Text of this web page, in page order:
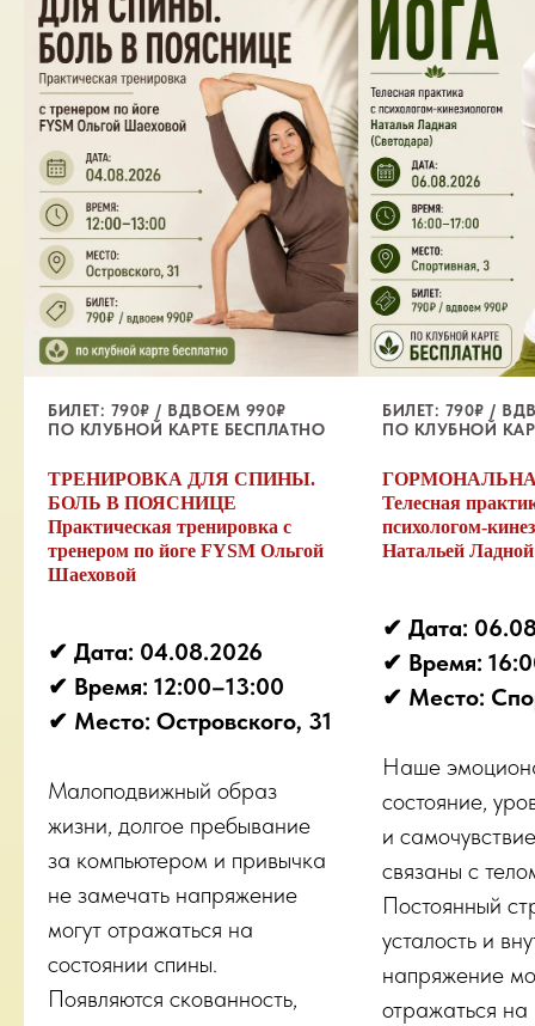
БИЛЕТ: 790₽ / ВДВОЕМ 990₽
ПО КЛУБНОЙ КАРТЕ БЕСПЛАТНО
ТРЕНИРОВКА ДЛЯ СПИНЫ.
БОЛЬ В ПОЯСНИЦЕ
Практическая тренировка с
тренером по йоге FYSM Ольгой
Шаеховой
✔︎ Дата: 04.08.2026
✔︎ Время: 12:00–13:00
✔︎ Место: Островского, 31
Малоподвижный образ
жизни, долгое пребывание
за компьютером и привычка
не замечать напряжение
могут отражаться на
состоянии спины.
Появляются скованность,
БИЛЕТ: 790₽ /
ПО КЛУБНОЙ
Телесная
психологом-
Натальей
✔︎ Дата:
✔︎ Время:
✔︎ Место:
Наше
состояние,
и
связаны с
Постоянный
усталость и
напряжение
отражаться на